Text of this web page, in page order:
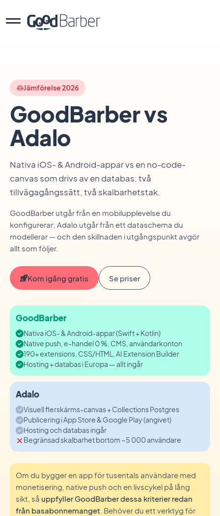
Jämförelse 2026
GoodBarber vs
Adalo
Nativa iOS- & Android-appar vs en no-code-
canvas som drivs av en databas: två
tillvägagångssätt, två skalbarhetstak.
GoodBarber utgår från en mobilupplevelse du
konfigurerar; Adalo utgår från ett dataschema du
modellerar — och den skillnaden i utgångspunkt avgör
allt som följer.
Kom igång gratis Se priser
GoodBarber
Nativa iOS- & Android-appar (Swift + Kotlin)
Native push, e-handel 0 %, CMS, användarkonton
190+ extensions, CSS/HTML, AI Extension Builder
Hosting + databas i Europa — allt ingår
Adalo
Visuell flerskärms-canvas + Collections Postgres
Publicering i App Store & Google Play (angivet)
Hosting och databas ingår
Begränsad skalbarhet bortom ~5 000 användare
Om du bygger en app för tusentals användare med
monetisering, native push och en livscykel på lång
sikt, så uppfyller GoodBarber dessa kriterier redan
från basabonnemanget . Behöver du ett verktyg för